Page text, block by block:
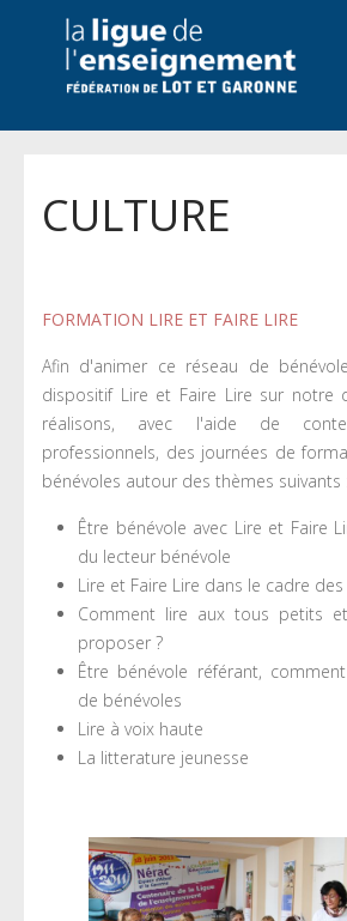
CULTURE
FORMATION LIRE ET FAIRE LIRE
Afin d'animer ce réseau de
dispositif Lire et Faire Lire sur notre
réalisons, avec l'aide de
professionnels, des journées de
bénévoles autour des thèmes suivants :
Être bénévole avec Lire et Faire
du lecteur bénévole
Lire et Faire Lire dans le cadre des
Comment lire aux tous petits
proposer ?
Être bénévole référant,
de bénévoles
Lire à voix haute
La litterature jeunesse